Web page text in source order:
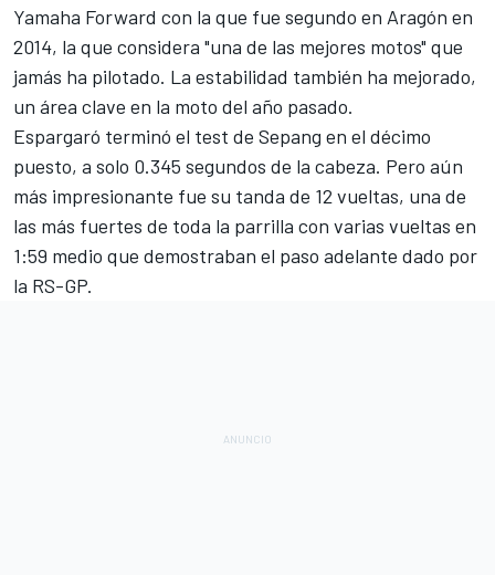
Yamaha Forward con la que fue segundo en Aragón en
2014, la que considera "una de las mejores motos" que
jamás ha pilotado. La estabilidad también ha mejorado,
un área clave en la moto del año pasado.
Espargaró terminó el test de Sepang en el décimo
puesto, a solo 0.345 segundos de la cabeza. Pero aún
más impresionante fue su tanda de 12 vueltas, una de
las más fuertes de toda la parrilla con varias vueltas en
1:59 medio que demostraban el paso adelante dado por
la RS-GP.